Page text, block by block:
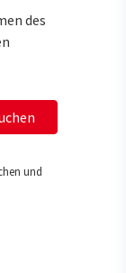
des
und